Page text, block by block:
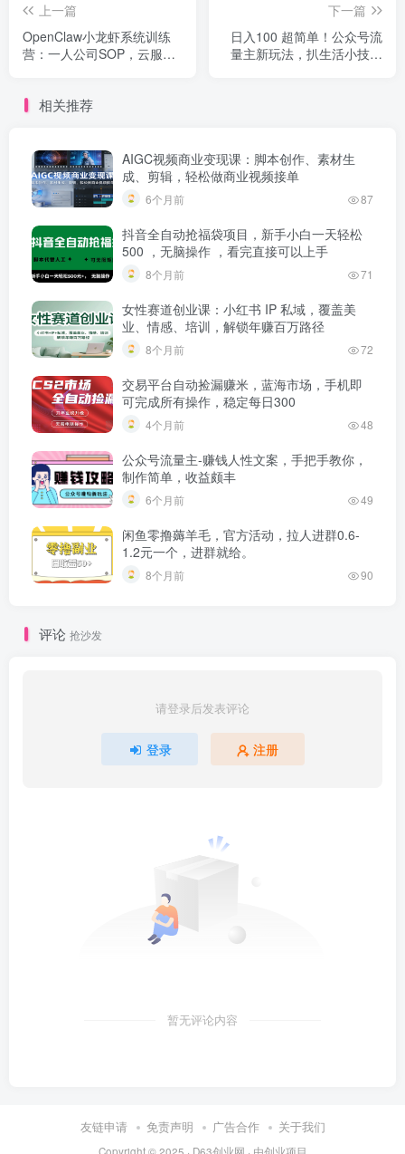
上一篇
OpenClaw小龙虾系统训练
营：一人公司SOP，云服务
下一篇
日入100 超简单！公众号流
量主新玩法，扒生活小技巧
相关推荐
AIGC视频商业变现课：脚本创作、素材生
成、剪辑，轻松做商业视频接单
6个月前 87
抖音全自动抢福袋项目，新手小白一天轻松
500 ，无脑操作 ，看完直接可以上手
8个月前 71
女性赛道创业课：小红书 IP 私域，覆盖美
业、情感、培训，解锁年赚百万路径
8个月前 72
交易平台自动捡漏赚米，蓝海市场，手机即
可完成所有操作，稳定每日300
4个月前 48
公众号流量主-赚钱人性文案，手把手教你，
制作简单，收益颇丰
6个月前 49
闲鱼零撸薅羊毛，官方活动，拉人进群0.6-
1.2元一个，进群就给。
8个月前 90
评论 抢沙发
请登录后发表评论
登录 注册
暂无评论内容
友链申请 免责声明 广告合作 关于我们